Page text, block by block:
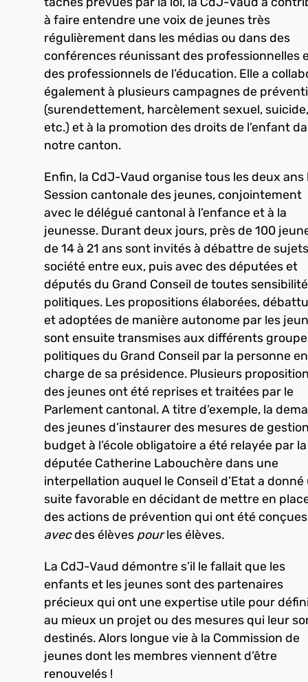
à faire entendre une voix de jeunes très
régulièrement dans les médias ou dans des
conférences réunissant des professionnelles
des professionnels de l’éducation. Elle a
également à plusieurs campagnes de
(surendettement, harcèlement sexuel, suicide,
etc.) et à la promotion des droits de l’enfant
notre canton.
Enfin, la CdJ-Vaud organise tous les deux ans
Session cantonale des jeunes, conjointement
avec le délégué cantonal à l’enfance et à la
jeunesse. Durant deux jours, près de 100
de 14 à 21 ans sont invités à débattre de
société entre eux, puis avec des députées et
députés du Grand Conseil de toutes
politiques. Les propositions élaborées,
et adoptées de manière autonome par les
sont ensuite transmises aux différents
politiques du Grand Conseil par la personne en
charge de sa présidence. Plusieurs
des jeunes ont été reprises et traitées par le
Parlement cantonal. A titre d’exemple, la
des jeunes d’instaurer des mesures de
budget à l’école obligatoire a été relayée par la
députée Catherine Labouchère dans une
interpellation auquel le Conseil d’Etat a donné
suite favorable en décidant de mettre en
des actions de prévention qui ont été conçues
avecdes élèves pourles élèves.
La CdJ-Vaud démontre s’il le fallait que les
enfants et les jeunes sont des partenaires
précieux qui ont une expertise utile pour
au mieux un projet ou des mesures qui leur
destinés. Alors longue vie à la Commission de
jeunes dont les membres viennent d’être
renouvelés !